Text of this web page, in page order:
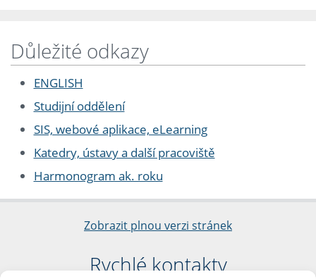
Důležité odkazy
ENGLISH
Studijní oddělení
SIS, webové aplikace, eLearning
Katedry, ústavy a další pracoviště
Harmonogram ak. roku
Zobrazit plnou verzi stránek
Rychlé kontakty